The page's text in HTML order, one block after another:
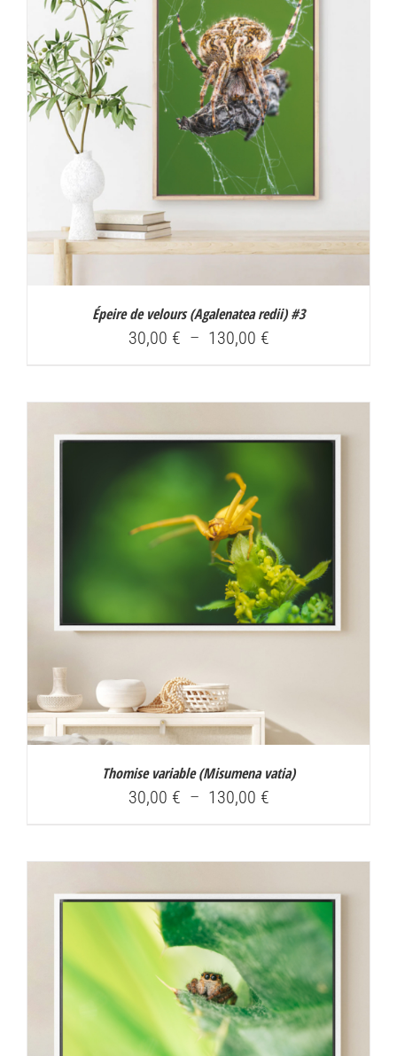
130,00 €
Épeire de velours (Agalenatea redii) #3
30,00 € – 130,00 €Plage
à
Thomise variable (Misumena vatia)
30,00 € – 130,00 €Plage
à
130,00 €